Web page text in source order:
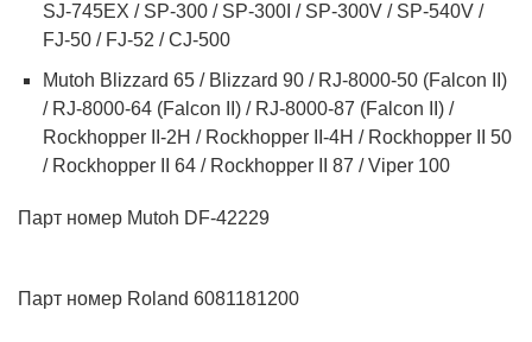
SJ-745EX / SP-300 / SP-300I / SP-300V / SP-540V /
FJ-50 / FJ-52 / CJ-500
Mutoh Blizzard 65 / Blizzard 90 / RJ-8000-50 (Falcon II)
/ RJ-8000-64 (Falcon II) / RJ-8000-87 (Falcon II) /
Rockhopper II-2H / Rockhopper II-4H / Rockhopper II 50
/ Rockhopper II 64 / Rockhopper II 87 / Viper 100
Парт номер Mutoh DF-42229
Парт номер Roland 6081181200